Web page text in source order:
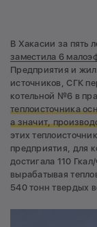
В Хакасии за пять
заместила 6
Предприятия и
источников, СГК
котельной №6 в
теплоисточника
а значит,
этих
предприятия, для
достигала 110
вырабатывая
540 тонн твердых